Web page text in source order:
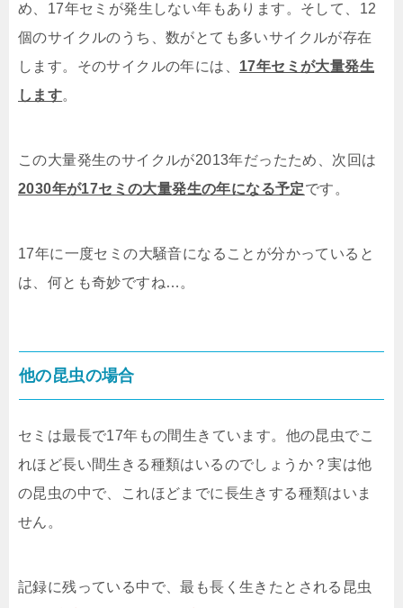
め、17年セミが発生しない年もあります。そして、12
個のサイクルのうち、数がとても多いサイクルが存在
します。そのサイクルの年には、 17年セミが大量発生
します。
この大量発生のサイクルが2013年だったため、次回は
2030年が17セミの大量発生の年になる予定です。
17年に一度セミの大騒音になることが分かっていると
は、何とも奇妙ですね…。
他の昆虫の場合
セミは最長で17年もの間生きています。他の昆虫でこ
れほど長い間生きる種類はいるのでしょうか？実は他
の昆虫の中で、これほどまでに長生きする種類はいま
せん。
記録に残っている中で、最も長く生きたとされる昆虫